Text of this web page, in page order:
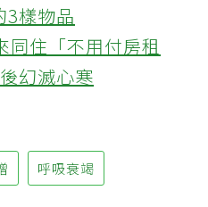
3樣物品
住「不用付房租
幻滅心寒
呼吸衰竭